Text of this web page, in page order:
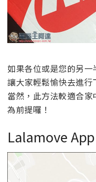
如果各位或是您的另
讓大家輕鬆愉快去進行
當然，此方法較適合
為前提囉！
Lalamove